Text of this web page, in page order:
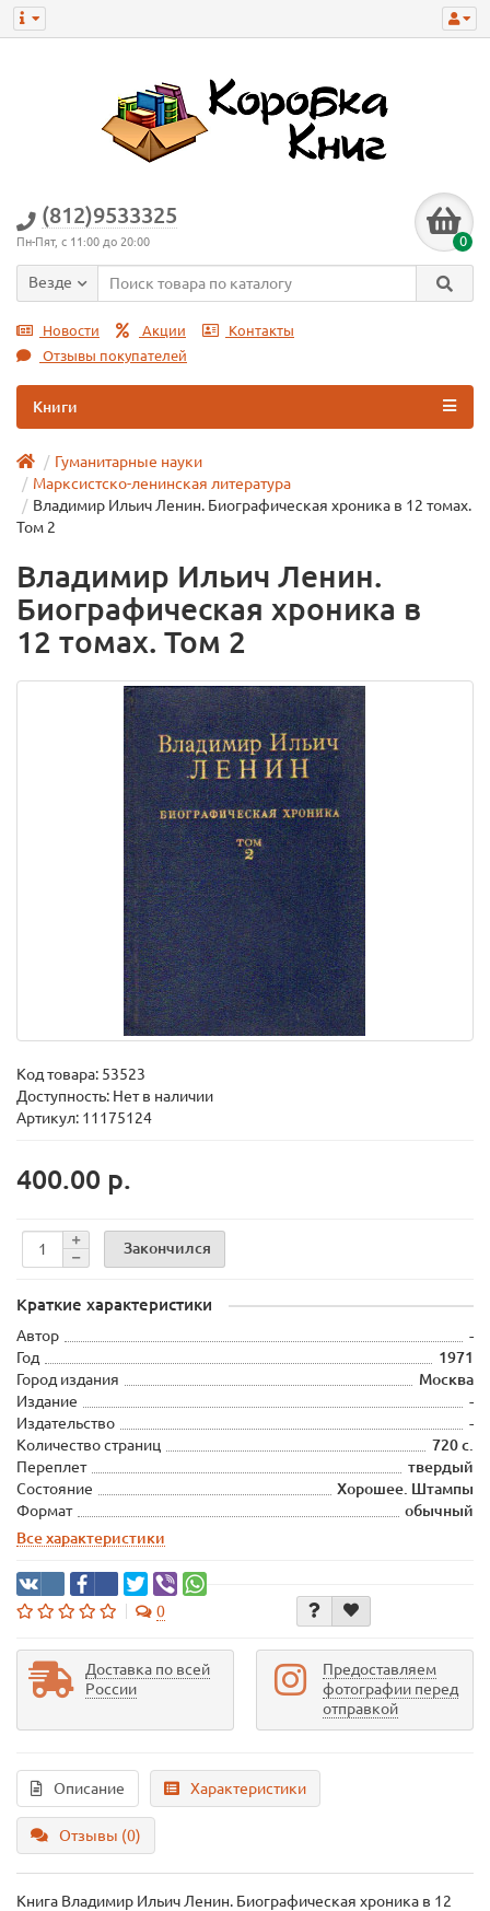
(812)9533325
Пн-Пят, с 11:00 до 20:00 0
Везде
Новости Акции
Контакты
Отзывы покупателей
Книги
Гуманитарные науки
Марксистско-ленинская литература
Владимир Ильич Ленин. Биографическая хроника в 12 томах.
Том 2
Владимир Ильич Ленин.
Биографическая хроника в
12 томах. Том 2
Код товара: 53523
Доступность: Нет в наличии
Артикул: 11175124
400.00 р.
Закончился
Краткие характеристики
Автор
-
Год
1971
Город издания
Москва
Издание
-
Издательство
-
Количество страниц
720 с.
Переплет
твердый
Состояние
Хорошее. Штампы
Формат
обычный
Все характеристики
0
Доставка по всей
России
Предоставляем
фотографии перед
отправкой
Описание Характеристики
Отзывы (0)
Книга Владимир Ильич Ленин. Биографическая хроника в 12